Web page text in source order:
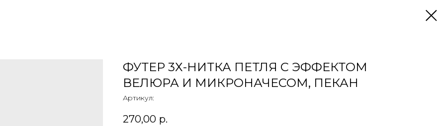
ФУТЕР 3Х-НИТКА ПЕТЛЯ С ЭФФЕКТОМ
ВЕЛЮРА И МИКРОНАЧЕСОМ, ПЕКАН
Артикул:
270,00 р.